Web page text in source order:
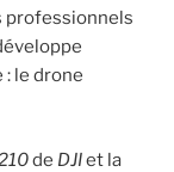
professionnels
le drone
de DJIet la